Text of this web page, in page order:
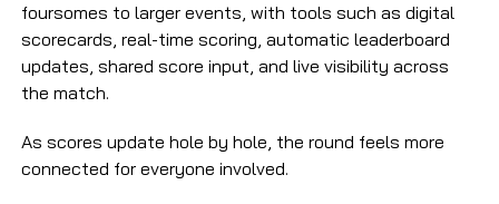
foursomes to larger events, with tools such as digital
scorecards, real-time scoring, automatic leaderboard
updates, shared score input, and live visibility across
the match.
As scores update hole by hole, the round feels more
connected for everyone involved.